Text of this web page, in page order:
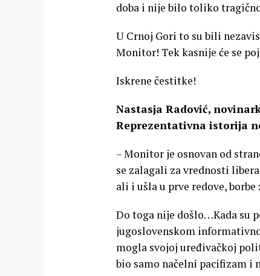
doba i nije bilo toliko
U Crnoj Gori to su bili
Monitor! Tek kasnije će se
Iskrene čestitke!
Nastasja Radović,
Reprezentativna istorija
– Monitor je osnovan od
se zalagali za vrednosti
ali i ušla u prve redove,
Do toga nije došlo…Kada su
jugoslovenskom
mogla svojoj uređivačkoj
bio samo načelni pacifizam i